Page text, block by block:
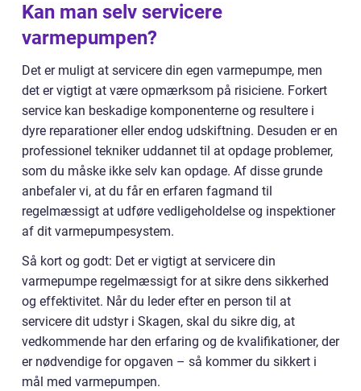
Kan man selv servicere
varmepumpen?
Det er muligt at servicere din egen varmepumpe, men
det er vigtigt at være opmærksom på risiciene. Forkert
service kan beskadige komponenterne og resultere i
dyre reparationer eller endog udskiftning. Desuden er en
professionel tekniker uddannet til at opdage problemer,
som du måske ikke selv kan opdage. Af disse grunde
anbefaler vi, at du får en erfaren fagmand til
regelmæssigt at udføre vedligeholdelse og inspektioner
af dit varmepumpesystem.
Så kort og godt: Det er vigtigt at servicere din
varmepumpe regelmæssigt for at sikre dens sikkerhed
og effektivitet. Når du leder efter en person til at
servicere dit udstyr i Skagen, skal du sikre dig, at
vedkommende har den erfaring og de kvalifikationer, der
er nødvendige for opgaven – så kommer du sikkert i
mål med varmepumpen.